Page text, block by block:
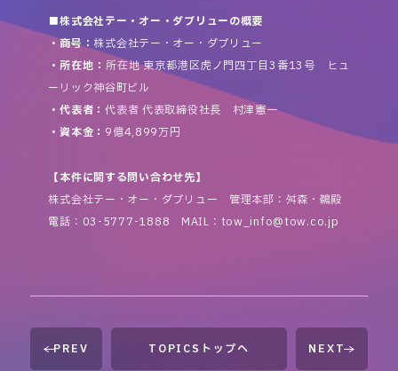
■株式会社テー・オー・ダブリューの概要
・商号： 株式会社テー・オー・ダブリュー
・所在地： 所在地 東京都港区虎ノ門四丁目3番13号 ヒュ
ーリック神谷町ビル
・代表者：代表者 代表取締役社長 村津憲一
・資本金： 9億4,899万円
【本件に関する問い合わせ先】
株式会社テー・オー・ダブリュー 管理本部：舛森・鵜殿
電話：03-5777-1888 MAIL：tow_info@tow.co.jp
PREV TOPICSトップへ NEXT